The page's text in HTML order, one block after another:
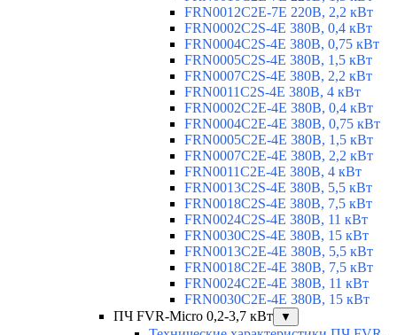
FRN0012C2E-7E 220В, 2,2 кВт
FRN0002C2S-4E 380В, 0,4 кВт
FRN0004C2S-4E 380В, 0,75 кВт
FRN0005C2S-4E 380В, 1,5 кВт
FRN0007C2S-4E 380В, 2,2 кВт
FRN0011C2S-4E 380В, 4 кВт
FRN0002C2E-4E 380В, 0,4 кВт
FRN0004C2E-4E 380В, 0,75 кВт
FRN0005C2E-4E 380В, 1,5 кВт
FRN0007C2E-4E 380В, 2,2 кВт
FRN0011C2E-4E 380В, 4 кВт
FRN0013C2S-4E 380В, 5,5 кВт
FRN0018C2S-4E 380В, 7,5 кВт
FRN0024C2S-4E 380В, 11 кВт
FRN0030C2S-4E 380В, 15 кВт
FRN0013C2E-4E 380В, 5,5 кВт
FRN0018C2E-4E 380В, 7,5 кВт
FRN0024C2E-4E 380В, 11 кВт
FRN0030C2E-4E 380В, 15 кВт
ПЧ FVR-Micro 0,2-3,7 кВт
▼